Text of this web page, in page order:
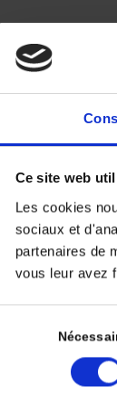
Ce site web
Les cookies
sociaux et
partenaires de
vous leur avez
consentement